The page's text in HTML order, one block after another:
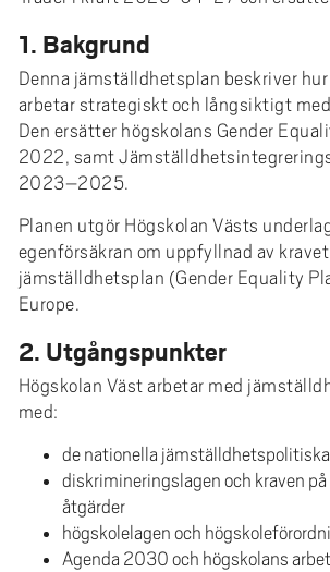
1. Bakgrund
Denna jämställdhetsplan beskriver
arbetar strategiskt och långsiktigt
Den ersätter högskolans Gender
2022, samt
2023–2025.
Planen utgör Högskolan Västs
egenförsäkran om uppfyllnad av kravet
jämställdhetsplan (Gender Equality
Europe.
2. Utgångspunkter
Högskolan Väst arbetar med
med:
de nationella
diskrimineringslagen och kraven
åtgärder
högskolelagen och
Agenda 2030 och högskolans